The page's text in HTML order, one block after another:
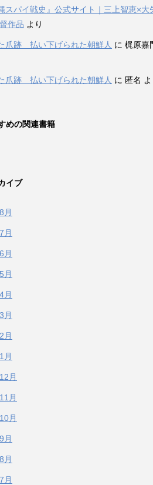
スパイ戦史』公式サイト｜三上智恵×大
作品 より
爪跡 払い下げられた朝鮮人 に 梶原嘉
爪跡 払い下げられた朝鮮人 に 匿名 よ
めの関連書籍
イブ
月
月
月
月
月
月
月
月
月
月
月
月
月
月